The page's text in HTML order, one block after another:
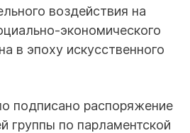
воздействия на
экономического
в эпоху искусственного
подписано распоряжение
группы по парламентской